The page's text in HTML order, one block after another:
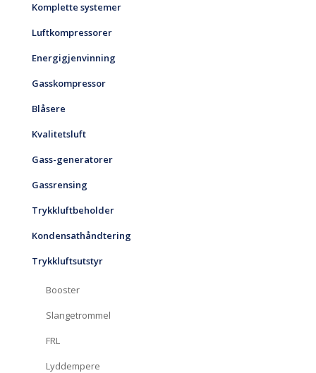
Komplette systemer
Luftkompressorer
Energigjenvinning
Gasskompressor
Blåsere
Kvalitetsluft
Gass-generatorer
Gassrensing
Trykkluftbeholder
Kondensathåndtering
Trykkluftsutstyr
Booster
Slangetrommel
FRL
Lyddempere